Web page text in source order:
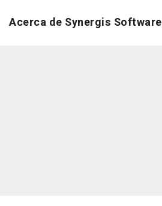
Acerca de Synergis Software